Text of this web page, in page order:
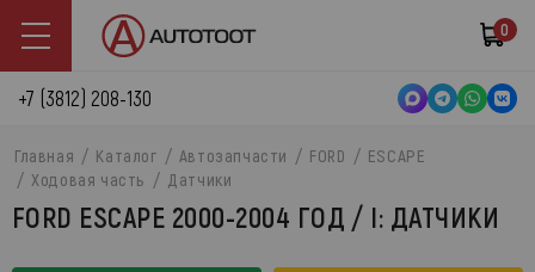
0
+7 (3812) 208-130
Главная Каталог Автозапчасти FORD
ESCAPE
Ходовая часть
Датчики
FORD ESCAPE 2000-2004 ГОД / I: ДАТЧИКИ